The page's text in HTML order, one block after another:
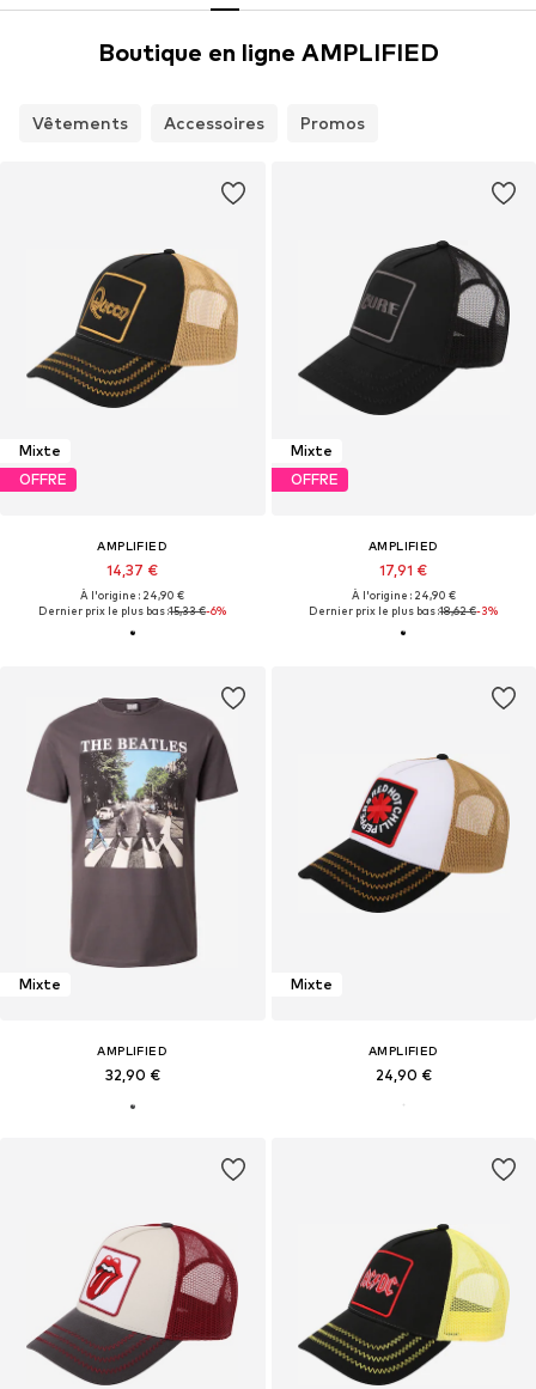
Boutique en ligne AMPLIFIED
Vêtements Accessoires Promos
Mixte
OFFRE
AMPLIFIED
14,37 €
À l'origine : 24,90 €
Dernier prix le plus bas :15,33 €-6%
Mixte
OFFRE
AMPLIFIED
17,91 €
À l'origine : 24,90 €
Dernier prix le plus bas :18,62 €-3%
Mixte
AMPLIFIED
32,90 €
Mixte
AMPLIFIED
24,90 €